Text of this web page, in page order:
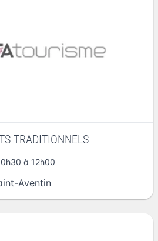
TRADITIONNELS
à 12h00
Aventin